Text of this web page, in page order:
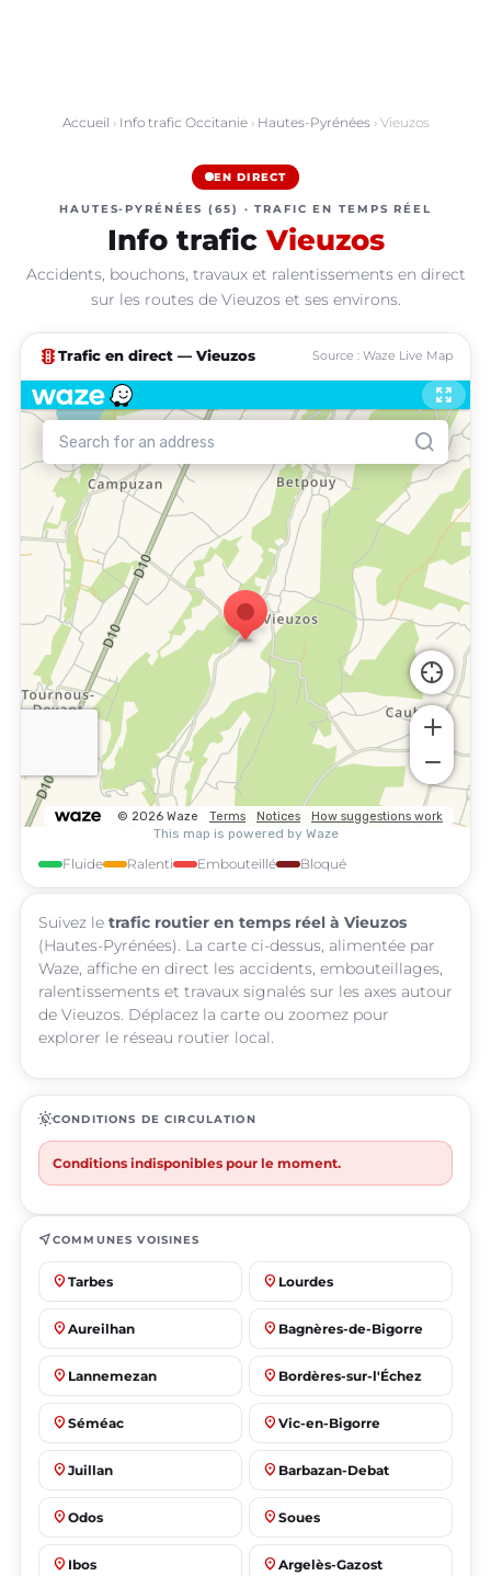
Accueil › Info trafic Occitanie› Hautes-Pyrénées› Vieuzos
EN DIRECT
HAUTES-PYRÉNÉES (65) · TRAFIC EN TEMPS RÉEL
Info trafic Vieuzos
Accidents, bouchons, travaux et ralentissements en direct
sur les routes de Vieuzos et ses environs.
traffic Trafic en direct — Vieuzos Source : Waze Live Map
Fluide Ralenti Embouteillé Bloqué
Suivez le trafic routier en temps réel à Vieuzos
(Hautes-Pyrénées). La carte ci-dessus, alimentée par
Waze, affiche en direct les accidents, embouteillages,
ralentissements et travaux signalés sur les axes autour
de Vieuzos. Déplacez la carte ou zoomez pour
explorer le réseau routier local.
routineCONDITIONS DE CIRCULATION
Conditions indisponibles pour le moment.
near_meCOMMUNES VOISINES
place Tarbes place Lourdes
place Aureilhan place Bagnères-de-Bigorre
place Lannemezan place Bordères-sur-l'Échez
place Séméac place Vic-en-Bigorre
place Juillan place Barbazan-Debat
place Odos place Soues
place Ibos place Argelès-Gazost